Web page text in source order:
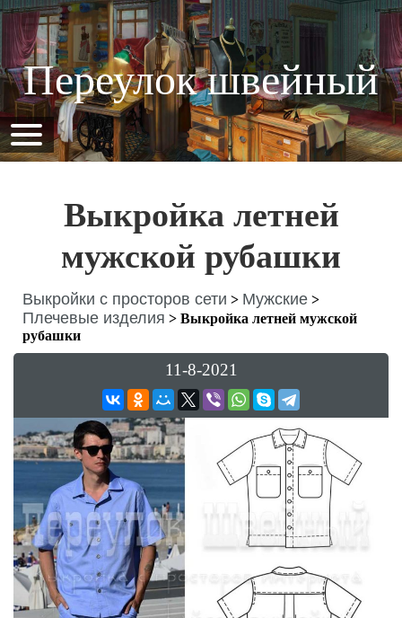
Переулок швейный
Выкройка летней
мужской рубашки
Выкройки с просторов сети > Мужские >
Плечевые изделия > Выкройка летней мужской
рубашки
11-8-2021